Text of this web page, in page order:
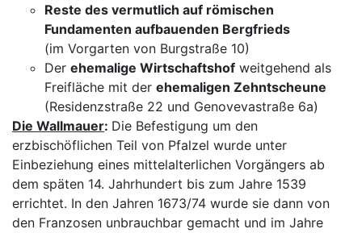
Reste des vermutlich auf römischen
Fundamenten aufbauenden Bergfrieds
(im Vorgarten von Burgstraße 10)
Der ehemalige Wirtschaftshof weitgehend als
Freifläche mit der ehemaligen Zehntscheune
(Residenzstraße 22 und Genovevastraße 6a)
Die Wallmauer: Die Befestigung um den
erzbischöflichen Teil von Pfalzel wurde unter
Einbeziehung eines mittelalterlichen Vorgängers ab
dem späten 14. Jahrhundert bis zum Jahre 1539
errichtet. In den Jahren 1673/74 wurde sie dann von
den Franzosen unbrauchbar gemacht und im Jahre